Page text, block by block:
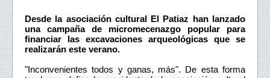
Desde la asociación cultural El Patiaz han lanzado
una campaña de micromecenazgo popular para
financiar las excavaciones arqueológicas que se
realizarán este verano.
"Inconvenientes todos y ganas, más". De esta forma